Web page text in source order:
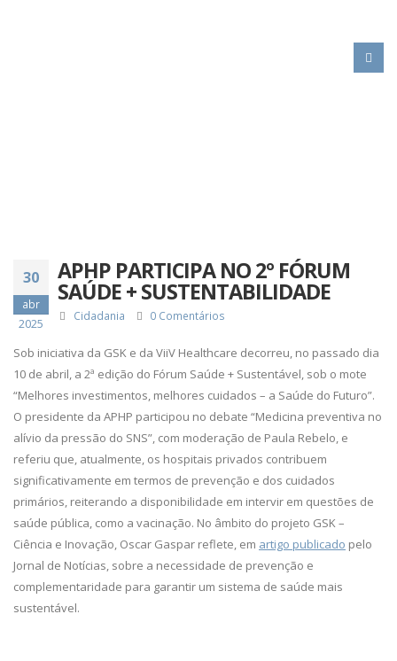
30
abr
2025
APHP PARTICIPA NO 2º FÓRUM
SAÚDE + SUSTENTABILIDADE
Cidadania 0 Comentários
Sob iniciativa da GSK e da ViiV Healthcare decorreu, no passado dia
10 de abril, a 2ª edição do Fórum Saúde + Sustentável, sob o mote
“Melhores investimentos, melhores cuidados – a Saúde do Futuro”.
O presidente da APHP participou no debate “Medicina preventiva no
alívio da pressão do SNS”, com moderação de Paula Rebelo, e
referiu que, atualmente, os hospitais privados contribuem
significativamente em termos de prevenção e dos cuidados
primários, reiterando a disponibilidade em intervir em questões de
saúde pública, como a vacinação. No âmbito do projeto GSK –
Ciência e Inovação, Oscar Gaspar reflete, em artigo publicado pelo
Jornal de Notícias, sobre a necessidade de prevenção e
complementaridade para garantir um sistema de saúde mais
sustentável.